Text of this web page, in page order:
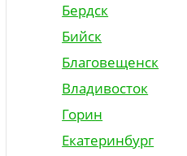
Бердск
Бийск
Благовещенск
Владивосток
Горин
Екатеринбург